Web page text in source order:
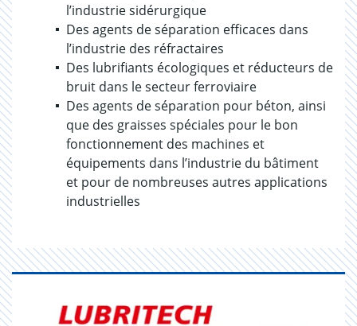
l’industrie sidérurgique
Des agents de séparation efficaces dans
l’industrie des réfractaires
Des lubrifiants écologiques et réducteurs de
bruit dans le secteur ferroviaire
Des agents de séparation pour béton, ainsi
que des graisses spéciales pour le bon
fonctionnement des machines et
équipements dans l’industrie du bâtiment
et pour de nombreuses autres applications
industrielles